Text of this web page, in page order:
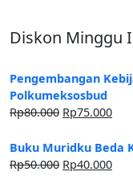
Diskon Minggu
Pengembangan
Polkumeksosbud
Rp80.000 Rp75.000
Buku Muridku Beda
Rp50.000 Rp40.000